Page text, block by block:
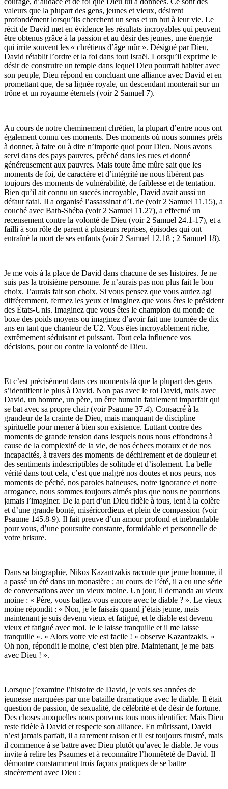
valeurs que la plupart des gens, jeunes et vieux, désirent
profondément lorsqu’ils cherchent un sens et un but à leur vie. Le
récit de David met en évidence les résultats incroyables qui peuvent
être obtenus grâce à la passion et au désir des jeunes, une énergie
qui irrite souvent les « chrétiens d’âge mûr ». Désigné par Dieu,
David rétablit l’ordre et la foi dans tout Israël. Lorsqu’il exprime le
désir de construire un temple dans lequel Dieu pourrait habiter avec
son peuple, Dieu répond en concluant une alliance avec David et en
promettant que, de sa lignée royale, un descendant monterait sur un
trône et un royaume éternels (voir 2 Samuel 7).
Au cours de notre cheminement chrétien, la plupart d’entre nous ont
également connu ces moments. Des moments où nous sommes prêts
à donner, à faire ou à dire n’importe quoi pour Dieu. Nous avons
servi dans des pays pauvres, prêché dans les rues et donné
généreusement aux pauvres. Mais toute âme mûre sait que les
moments de foi, de caractère et d’intégrité ne nous libèrent pas
toujours des moments de vulnérabilité, de faiblesse et de tentation.
Bien qu’il ait connu un succès incroyable, David avait aussi un
défaut fatal. Il a organisé l’assassinat d’Urie (voir 2 Samuel 11.15), a
couché avec Bath-Shéba (voir 2 Samuel 11.27), a effectué un
recensement contre la volonté de Dieu (voir 2 Samuel 24.1-17), et a
failli à son rôle de parent à plusieurs reprises, épisodes qui ont
entraîné la mort de ses enfants (voir 2 Samuel 12.18 ; 2 Samuel 18).
Je me vois à la place de David dans chacune de ses histoires. Je ne
suis pas la troisième personne. Je n’aurais pas non plus fait le bon
choix. J’aurais fait son choix. Si vous pensez que vous auriez agi
différemment, fermez les yeux et imaginez que vous êtes le président
des États-Unis. Imaginez que vous êtes le champion du monde de
boxe des poids moyens ou imaginez d’avoir fait une tournée de dix
ans en tant que chanteur de U2. Vous êtes incroyablement riche,
extrêmement séduisant et puissant. Tout cela influence vos
décisions, pour ou contre la volonté de Dieu.
Et c’est précisément dans ces moments-là que la plupart des gens
s’identifient le plus à David. Non pas avec le roi David, mais avec
David, un homme, un père, un être humain fatalement imparfait qui
se bat avec sa propre chair (voir Psaume 37.4). Consacré à la
grandeur de la crainte de Dieu, mais manquant de discipline
spirituelle pour mener à bien son existence. Luttant contre des
moments de grande tension dans lesquels nous nous effondrons à
cause de la complexité de la vie, de nos échecs moraux et de nos
incapacités, à travers des moments de déchirement et de douleur et
des sentiments indescriptibles de solitude et d’isolement. La belle
vérité dans tout cela, c’est que malgré nos doutes et nos peurs, nos
moments de péché, nos paroles haineuses, notre ignorance et notre
arrogance, nous sommes toujours aimés plus que nous ne pourrions
jamais l’imaginer. De la part d’un Dieu fidèle à tous, lent à la colère
et d’une grande bonté, miséricordieux et plein de compassion (voir
Psaume 145.8-9). Il fait preuve d’un amour profond et inébranlable
pour vous, d’une poursuite constante, formidable et personnelle de
votre brisure.
Dans sa biographie, Nikos Kazantzakis raconte que jeune homme, il
a passé un été dans un monastère ; au cours de l’été, il a eu une série
de conversations avec un vieux moine. Un jour, il demanda au vieux
moine : « Père, vous battez-vous encore avec le diable ? ». Le vieux
moine répondit : « Non, je le faisais quand j’étais jeune, mais
maintenant je suis devenu vieux et fatigué, et le diable est devenu
vieux et fatigué avec moi. Je le laisse tranquille et il me laisse
tranquille ». « Alors votre vie est facile ! » observe Kazantzakis. «
Oh non, répondit le moine, c’est bien pire. Maintenant, je me bats
avec Dieu ! ».
Lorsque j’examine l’histoire de David, je vois ses années de
jeunesse marquées par une bataille dramatique avec le diable. Il était
question de passion, de sexualité, de célébrité et de désir de fortune.
Des choses auxquelles nous pouvons tous nous identifier. Mais Dieu
reste fidèle à David et respecte son alliance. En mûrissant, David
n’est jamais parfait, il a rarement raison et il est toujours frustré, mais
il commence à se battre avec Dieu plutôt qu’avec le diable. Je vous
invite à relire les Psaumes et à reconnaître l’honnêteté de David. Il
démontre constamment trois façons pratiques de se battre
sincèrement avec Dieu :